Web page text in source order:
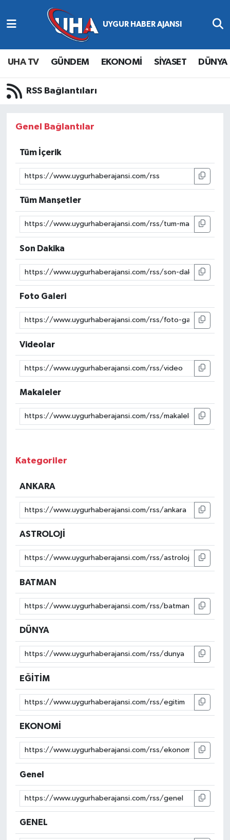
UHA TV GÜNDEM EKONOMİ SİYASET DÜNYA
RSS Bağlantıları
Genel Bağlantılar
Tüm İçerik
Tüm Manşetler
Son Dakika
Foto Galeri
Videolar
Makaleler
Kategoriler
ANKARA
ASTROLOJİ
BATMAN
DÜNYA
EĞİTİM
EKONOMİ
Genel
GENEL
Abone Ol
Gündem
Ekonomi
Spor
Yaşam
Nöbetçi Eczaneler
Hava Durumu
Namaz Vakitleri
Tüm Manşetler
Son Dakika Haberleri
Haber Arşivi